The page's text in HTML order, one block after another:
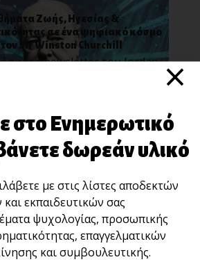
Ζωής, Ηγεσίας &
σε ένα ψηφιακό κόσμο
Sir Winston Churchill
newsletter του Jordan
των ανθρώπων που έχουν
ανθεκτικότητα
×
στο Ενημερωτικό
δωρεάν υλικό
με στις λίστες αποδεκτών
εκπαιδευτικών σας
ψυχολογίας, προσωπικής
επαγγελματικών
και συμβουλευτικής.